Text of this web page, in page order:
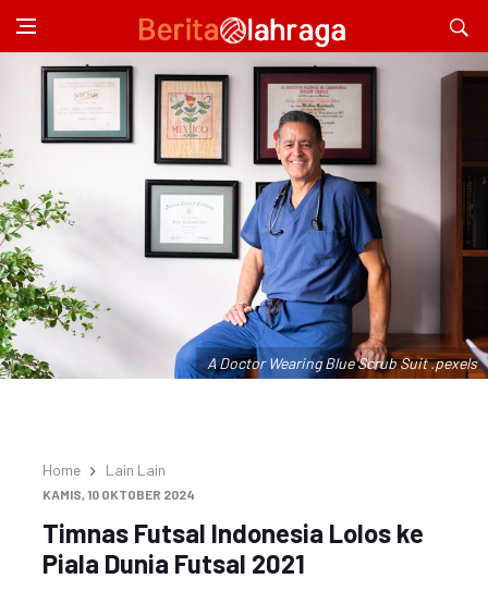
A Doctor Wearing Blue Scrub Suit .pexels
Home Lain Lain
KAMIS, 10 OKTOBER 2024
Timnas Futsal Indonesia Lolos ke
Piala Dunia Futsal 2021